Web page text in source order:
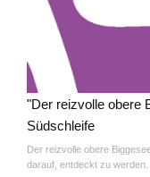
"Der reizvolle obere
Südschleife
Der reizvolle obere
darauf, entdeckt zu werden.